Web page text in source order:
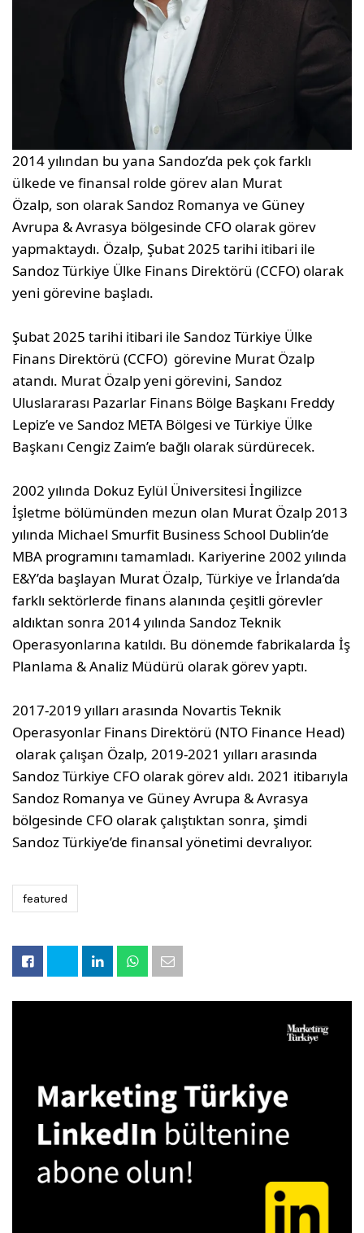
2014 yılından bu yana Sandoz’da pek çok farklı
ülkede ve finansal rolde görev alan Murat
Özalp, son olarak Sandoz Romanya ve Güney
Avrupa & Avrasya bölgesinde CFO olarak görev
yapmaktaydı. Özalp, Şubat 2025 tarihi itibari ile
Sandoz Türkiye Ülke Finans Direktörü (CCFO) olarak
yeni görevine başladı.
Şubat 2025 tarihi itibari ile Sandoz Türkiye Ülke
Finans Direktörü (CCFO) görevine Murat Özalp
atandı. Murat Özalp yeni görevini, Sandoz
Uluslararası Pazarlar Finans Bölge Başkanı Freddy
Lepiz’e ve Sandoz META Bölgesi ve Türkiye Ülke
Başkanı Cengiz Zaim’e bağlı olarak sürdürecek.
2002 yılında Dokuz Eylül Üniversitesi İngilizce
İşletme bölümünden mezun olan Murat Özalp 2013
yılında Michael Smurfit Business School Dublin’de
MBA programını tamamladı. Kariyerine 2002 yılında
E&Y’da başlayan Murat Özalp, Türkiye ve İrlanda’da
farklı sektörlerde finans alanında çeşitli görevler
aldıktan sonra 2014 yılında Sandoz Teknik
Operasyonlarına katıldı. Bu dönemde fabrikalarda İş
Planlama & Analiz Müdürü olarak görev yaptı.
2017-2019 yılları arasında Novartis Teknik
Operasyonlar Finans Direktörü (NTO Finance Head)
olarak çalışan Özalp, 2019-2021 yılları arasında
Sandoz Türkiye CFO olarak görev aldı. 2021 itibarıyla
Sandoz Romanya ve Güney Avrupa & Avrasya
bölgesinde CFO olarak çalıştıktan sonra, şimdi
Sandoz Türkiye’de finansal yönetimi devralıyor.
featured